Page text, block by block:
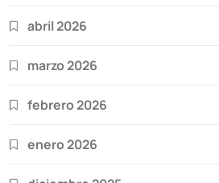
abril 2026
marzo 2026
febrero 2026
enero 2026